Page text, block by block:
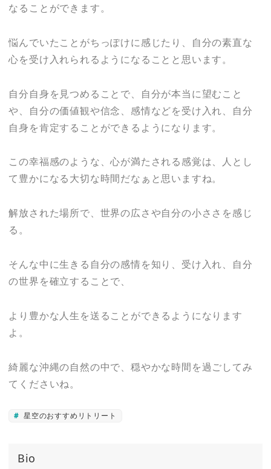
なることができます。
悩んでいたことがちっぽけに感じたり、自分の素直な
心を受け入れられるようになることと思います。
自分自身を見つめることで、自分が本当に望むこと
や、自分の価値観や信念、感情などを受け入れ、自分
自身を肯定することができるようになります。
この幸福感のような、心が満たされる感覚は、人とし
て豊かになる大切な時間だなぁと思いますね。
解放された場所で、世界の広さや自分の小ささを感じ
る。
そんな中に生きる自分の感情を知り、受け入れ、自分
の世界を確立することで、
より豊かな人生を送ることができるようになります
よ。
綺麗な沖縄の自然の中で、穏やかな時間を過ごしてみ
てくださいね。
星空のおすすめリトリート
Bio